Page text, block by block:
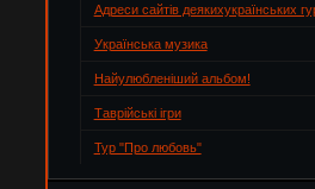
Адреси сайтів деякихукраїнських
Українська музика
Найулюбленіший альбом!
Таврійські ігри
Тур "Про любовь"